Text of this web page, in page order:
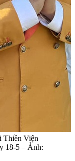
Thiền Viện
18-5 – Ảnh: